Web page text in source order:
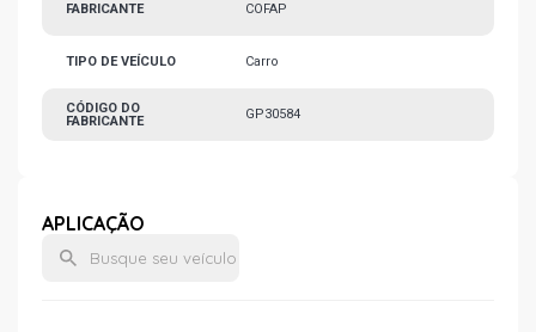
FABRICANTE COFAP
TIPO DE VEÍCULO Carro
CÓDIGO DO
FABRICANTE
GP30584
APLICAÇÃO